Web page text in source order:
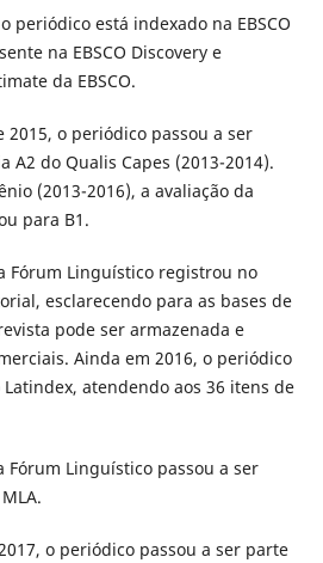
periódico está indexado na EBSCO
na EBSCO Discovery e
da EBSCO.
o periódico passou a ser
A2 do Qualis Capes (2013-2014).
(2013-2016), a avaliação da
para B1.
Fórum Linguístico registrou no
esclarecendo para as bases de
pode ser armazenada e
Ainda em 2016, o periódico
atendendo aos 36 itens de
Fórum Linguístico passou a ser
o periódico passou a ser parte